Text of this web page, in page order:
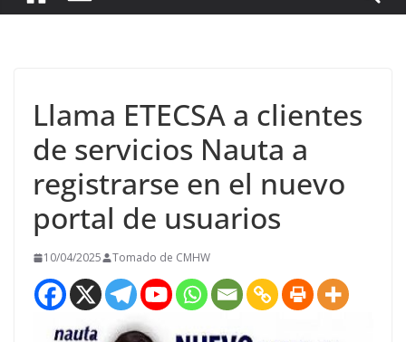
Llama ETECSA a clientes
de servicios Nauta a
registrarse en el nuevo
portal de usuarios
10/04/2025 Tomado de CMHW